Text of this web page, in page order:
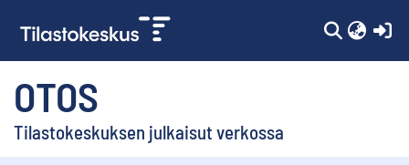
OTOS
Tilastokeskuksen julkaisut verkossa